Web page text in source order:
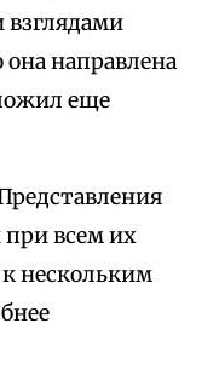
направлена
еще
всем их
нескольким